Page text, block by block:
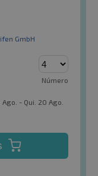
GmbH
Número
- Qui. 20 Ago.